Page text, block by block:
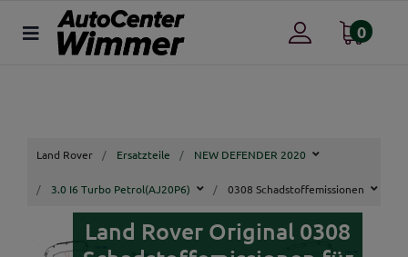
0
Land Rover Ersatzteile NEW DEFENDER 2020
3.0 I6 Turbo Petrol(AJ20P6) 0308 Schadstoffemissionen
Land Rover Original 0308